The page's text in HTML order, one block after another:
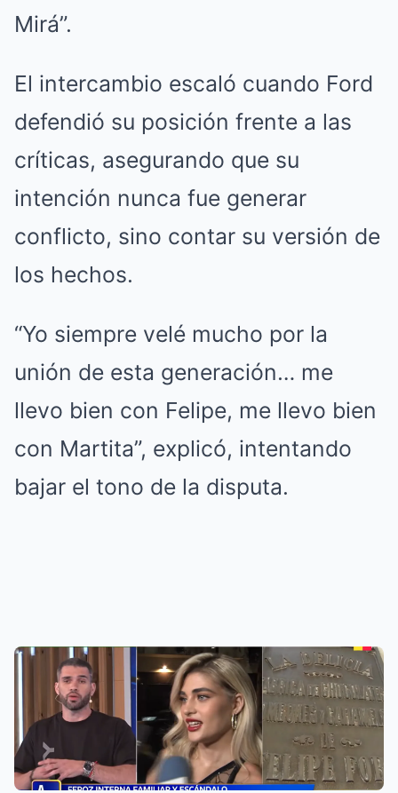
Mirá”.
El intercambio escaló cuando Ford
defendió su posición frente a las
críticas, asegurando que su
intención nunca fue generar
conflicto, sino contar su versión de
los hechos.
“Yo siempre velé mucho por la
unión de esta generación… me
llevo bien con Felipe, me llevo bien
con Martita”, explicó, intentando
bajar el tono de la disputa.